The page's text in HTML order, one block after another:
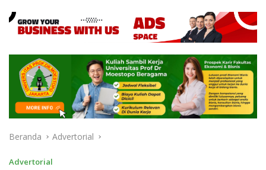
Beranda Advertorial
Advertorial